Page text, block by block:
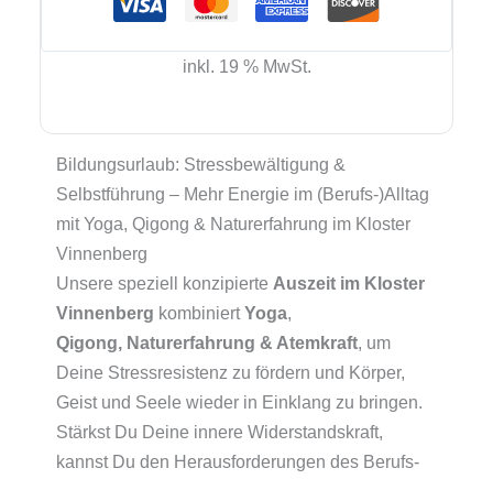
inkl. 19 % MwSt.
Bildungsurlaub: Stressbewältigung &
Selbstführung – Mehr Energie im (Berufs-)Alltag
mit Yoga, Qigong & Naturerfahrung im Kloster
Vinnenberg
Unsere speziell konzipierte Auszeit im Kloster
Vinnenberg kombiniertYoga,
Qigong, Naturerfahrung & Atemkraft, um
Deine Stressresistenz zu fördern und Körper,
Geist und Seele wieder in Einklang zu bringen.
Stärkst Du Deine innere Widerstandskraft,
kannst Du den Herausforderungen des Berufs-